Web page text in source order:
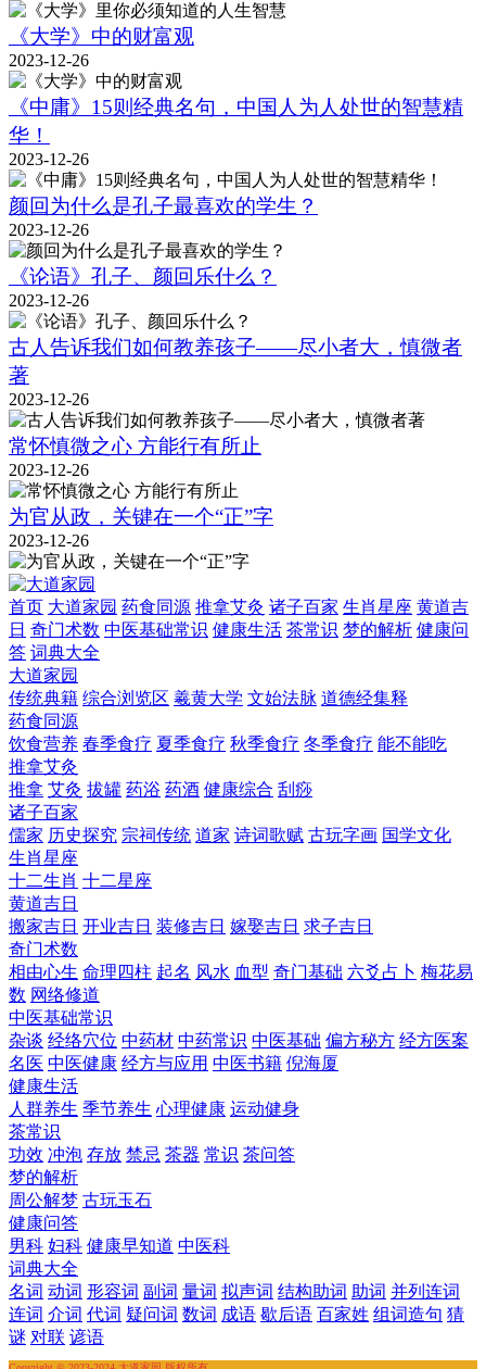
《大学》中的财富观
2023-12-26
《中庸》15则经典名句，中国人为人处世的智慧精
华！
2023-12-26
颜回为什么是孔子最喜欢的学生？
2023-12-26
《论语》孔子、颜回乐什么？
2023-12-26
古人告诉我们如何教养孩子——尽小者大，慎微者
著
2023-12-26
常怀慎微之心 方能行有所止
2023-12-26
为官从政，关键在一个“正”字
2023-12-26
首页 大道家园 药食同源 推拿艾灸 诸子百家 生肖星座 黄道吉
日 奇门术数 中医基础常识 健康生活 茶常识 梦的解析 健康问
答 词典大全
大道家园
传统典籍 综合浏览区 羲黄大学 文始法脉 道德经集释
药食同源
饮食营养 春季食疗 夏季食疗 秋季食疗 冬季食疗 能不能吃
推拿艾灸
推拿 艾灸 拔罐 药浴 药酒 健康综合 刮痧
诸子百家
儒家 历史探究 宗祠传统 道家 诗词歌赋 古玩字画 国学文化
生肖星座
十二生肖 十二星座
黄道吉日
搬家吉日 开业吉日 装修吉日 嫁娶吉日 求子吉日
奇门术数
相由心生 命理四柱 起名 风水 血型 奇门基础 六爻占卜 梅花易
数 网络修道
中医基础常识
杂谈 经络穴位 中药材 中药常识 中医基础 偏方秘方 经方医案
名医 中医健康 经方与应用 中医书籍 倪海厦
健康生活
人群养生 季节养生 心理健康 运动健身
茶常识
功效 冲泡 存放 禁忌 茶器 常识 茶问答
梦的解析
周公解梦 古玩玉石
健康问答
男科 妇科 健康早知道 中医科
词典大全
名词 动词 形容词 副词 量词 拟声词 结构助词 助词 并列连词
连词 介词 代词 疑问词 数词 成语 歇后语 百家姓 组词造句 猜
谜 对联 谚语